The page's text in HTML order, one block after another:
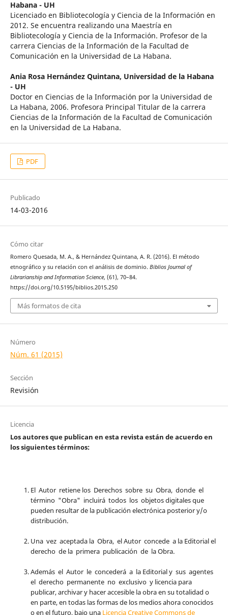
Habana - UH
Licenciado en Bibliotecología y Ciencia de la Información en
2012. Se encuentra realizando una Maestría en
Bibliotecología y Ciencia de la Información. Profesor de la
carrera Ciencias de la Información de la Facultad de
Comunicación en la Universidad de La Habana.
Ania Rosa Hernández Quintana, Universidad de la Habana
- UH
Doctor en Ciencias de la Información por la Universidad de
La Habana, 2006. Profesora Principal Titular de la carrera
Ciencias de la Información de la Facultad de Comunicación
en la Universidad de La Habana.
PDF
Publicado
14-03-2016
Cómo citar
Romero Quesada, M. A., & Hernández Quintana, A. R. (2016). El método
etnográfico y su relación con el análisis de dominio. Biblios Journal of
Librarianship and Information Science, (61), 70–84.
https://doi.org/10.5195/biblios.2015.250
Más formatos de cita
Número
Núm. 61 (2015)
Sección
Revisión
Licencia
Los autores que publican en esta revista están de acuerdo en
los siguientes términos:
El Autor retiene los Derechos sobre su Obra, donde el
término "Obra" incluirá todos los objetos digitales que
pueden resultar de la publicación electrónica posterior y/o
distribución.
Una vez aceptada la Obra, el Autor concede a la Editorial el
derecho de la primera publicación de la Obra.
Además el Autor le concederá a la Editorial y sus agentes
el derecho permanente no exclusivo y licencia para
publicar, archivar y hacer accesible la obra en su totalidad o
en parte, en todas las formas de los medios ahora conocidos
o en el futuro, bajo una Licencia Creative Commons de